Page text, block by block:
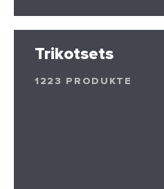
Trikotsets
1223 PRODUKTE